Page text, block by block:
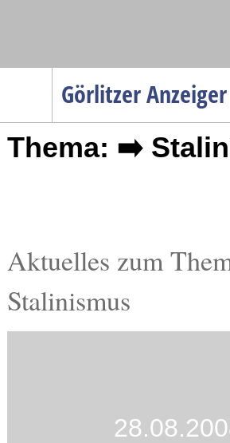
Görlitzer Anzeiger
Menüpunkte
Startseite
Verkehr
Gesundheit
Thema: ➡️
Aktuelles zum
Stalinismus